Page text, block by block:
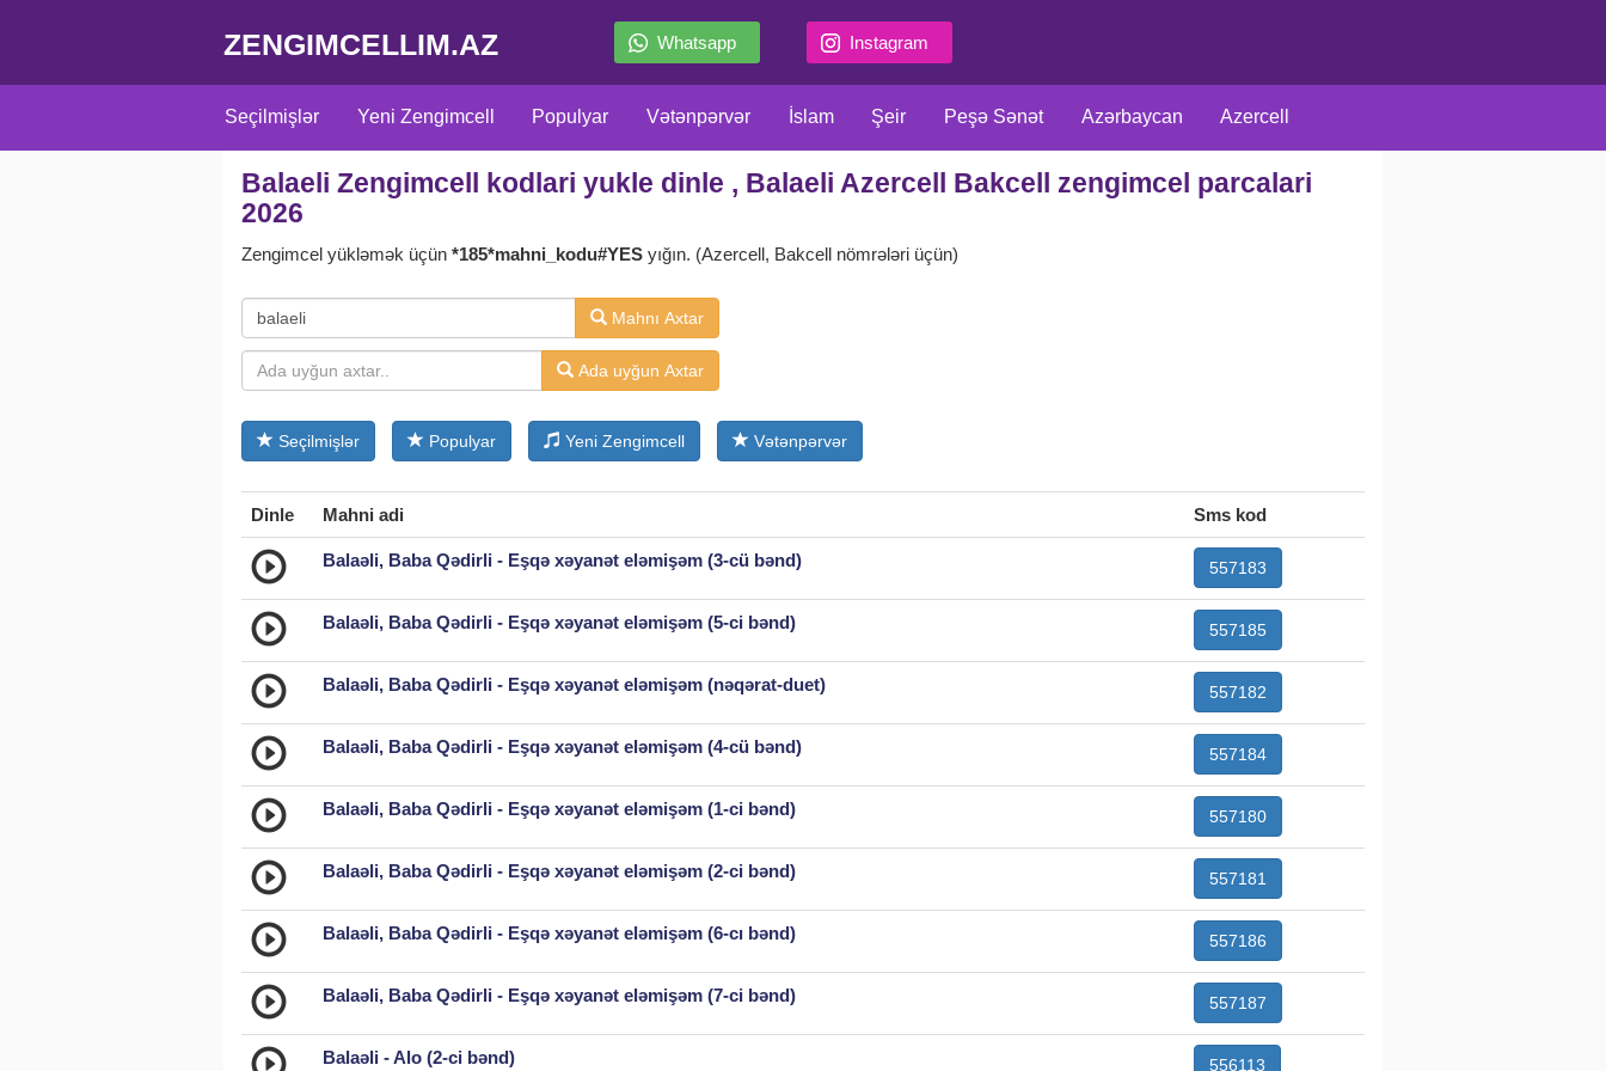
ZENGIMCELLIM.AZ Whatsapp Instagram
Seçilmişlər Yeni Zengimcell Populyar Vətənpərvər İslam Şeir Peşə Sənət Azərbaycan Azercell
Adlara uyğun Türk Türk seriallar Film Serial Meyxana Məzəli Klassiklər Xarici Rus Müxtəlif
Balaeli Zengimcell kodlari yukle dinle , Balaeli Azercell Bakcell zengimcel parcalari
2026
Zengimcel yükləmək üçün *185*mahni_kodu#YES yığın. (Azercell, Bakcell nömrələri üçün)
Mahnı Axtar
Ada uyğun Axtar
Seçilmişlər Populyar Yeni Zengimcell Vətənpərvər
Dinle Mahni adi Sms kod
Balaəli, Baba Qədirli - Eşqə xəyanət eləmişəm (3-cü bənd) 557183
Balaəli, Baba Qədirli - Eşqə xəyanət eləmişəm (5-ci bənd) 557185
Balaəli, Baba Qədirli - Eşqə xəyanət eləmişəm (nəqərat-duet) 557182
Balaəli, Baba Qədirli - Eşqə xəyanət eləmişəm (4-cü bənd) 557184
Balaəli, Baba Qədirli - Eşqə xəyanət eləmişəm (1-ci bənd) 557180
Balaəli, Baba Qədirli - Eşqə xəyanət eləmişəm (2-ci bənd) 557181
Balaəli, Baba Qədirli - Eşqə xəyanət eləmişəm (6-cı bənd) 557186
Balaəli, Baba Qədirli - Eşqə xəyanət eləmişəm (7-ci bənd) 557187
Balaəli - Alo (2-ci bənd) 556113